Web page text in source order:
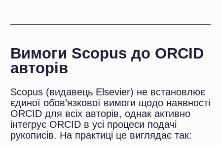
Детально про те, як виглядає профіль
при захисті, читайте тут: